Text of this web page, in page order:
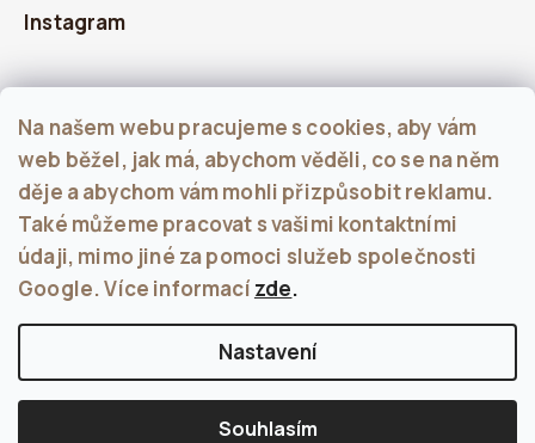
Na našem webu pracujeme s cookies, aby vám
web běžel, jak má, abychom věděli, co se na něm
děje a abychom vám mohli přizpůsobit reklamu.
Také můžeme pracovat s vašimi kontaktními
údaji, mimo jiné za pomoci služeb společnosti
Google. Více informací zde.
Nastavení
Souhlasím
Instagram
Sledovat na Instagramu
Upravit nastavení cookies